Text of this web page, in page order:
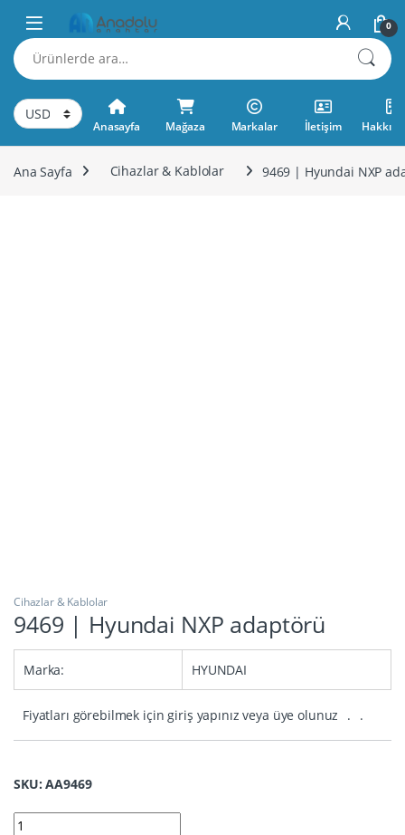
Skip to navigation
Skip to content
0
Ara:
Anasayfa Mağaza Markalar İletişim
Ana Sayfa Cihazlar & Kablolar 9469 | Hyundai NXP
Cihazlar & Kablolar
9469 | Hyundai NXP adaptörü
Marka: HYUNDAI
Fiyatları görebilmek için giriş yapınız veya üye olunuz . .
SKU: AA9469
9469 | Hyundai NXP adaptörü quantity